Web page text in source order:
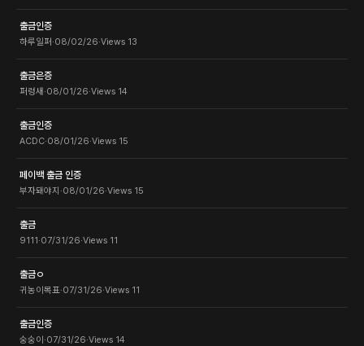
출금인증
하루일퍼·08/02/26·Views 13
출금은증
퍼렁새 ·08/01/26·Views 14
출금인증
ACDC·08/01/26·Views 15
페이백 출금 인증
부자돼야지 ·08/01/26·Views 15
출금
9111·07/31/26·Views 11
출금ㅇ
귀농이목표·07/31/26·Views 11
출금인증
숭숭이·07/31/26·Views 14